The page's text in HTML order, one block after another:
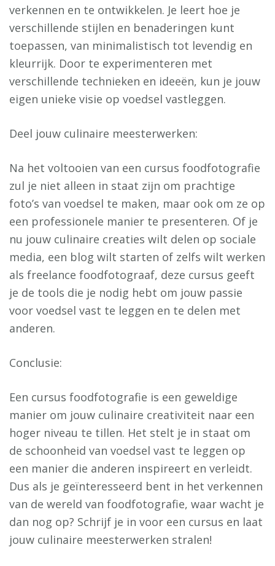
verkennen en te ontwikkelen. Je leert hoe je
verschillende stijlen en benaderingen kunt
toepassen, van minimalistisch tot levendig en
kleurrijk. Door te experimenteren met
verschillende technieken en ideeën, kun je jouw
eigen unieke visie op voedsel vastleggen.
Deel jouw culinaire meesterwerken:
Na het voltooien van een cursus foodfotografie
zul je niet alleen in staat zijn om prachtige
foto’s van voedsel te maken, maar ook om ze op
een professionele manier te presenteren. Of je
nu jouw culinaire creaties wilt delen op sociale
media, een blog wilt starten of zelfs wilt werken
als freelance foodfotograaf, deze cursus geeft
je de tools die je nodig hebt om jouw passie
voor voedsel vast te leggen en te delen met
anderen.
Conclusie:
Een cursus foodfotografie is een geweldige
manier om jouw culinaire creativiteit naar een
hoger niveau te tillen. Het stelt je in staat om
de schoonheid van voedsel vast te leggen op
een manier die anderen inspireert en verleidt.
Dus als je geïnteresseerd bent in het verkennen
van de wereld van foodfotografie, waar wacht je
dan nog op? Schrijf je in voor een cursus en laat
jouw culinaire meesterwerken stralen!